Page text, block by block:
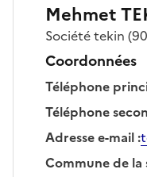
Mehmet
Sociététekin
Coordonnées
Téléphone
Téléphone
Adresse e-mail:
Commune de la